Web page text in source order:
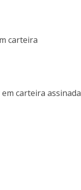
carteira
carteira assinada